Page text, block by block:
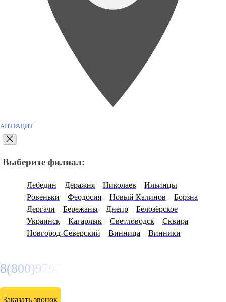
АНТРАЦИТ
Выберите филиал:
Лебедин Деражня Николаев
Ильинцы
Ровеньки
Феодосия Новый Калинов
Борзна
Дергачи
Бережаны Днепр
Белозёрское
Украинск
Кагарлык Светловодск
Сквира
Новгород-Северский
Винница Винники
8(800)9797043
Заказать звонок